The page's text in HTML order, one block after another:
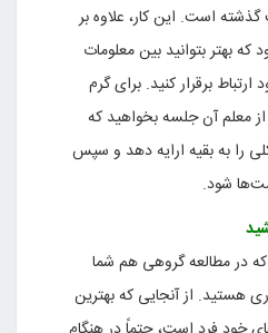
است. این کار، علاوه بر
بهتر بتوانید بین معلومات
برقرار کنید. برای گرم
معلم آن جلسه بخواهید که
را به بقیه ارایه دهد و سپس
شود.
که در مطالعه گروهی هم شما
هستید. از آنجایی که بهترین